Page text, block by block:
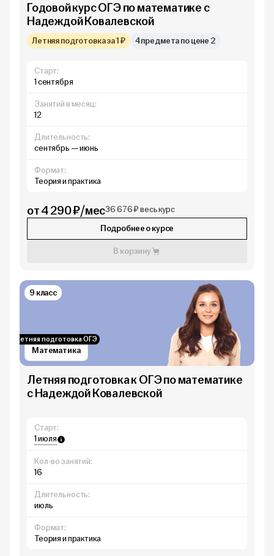
Годовой курс ОГЭ по математике с
Надеждой Ковалевской
Летняя подготовка за 1 ₽ 4 предмета по цене 2
Старт:
1 сентября
Занятий в месяц:
12
Длительность:
сентябрь — июнь
Формат:
Теория и практика
от 4 290 ₽/мес36 676 ₽ весь курс
Подробнее о курсе
В корзину
Математика
Летняя подготовка ОГЭ
9 класс
Летняя подготовка к ОГЭ по математике
с Надеждой Ковалевской
Старт:
1 июля
Кол-во занятий:
16
Длительность:
июль
Формат:
Теория и практика